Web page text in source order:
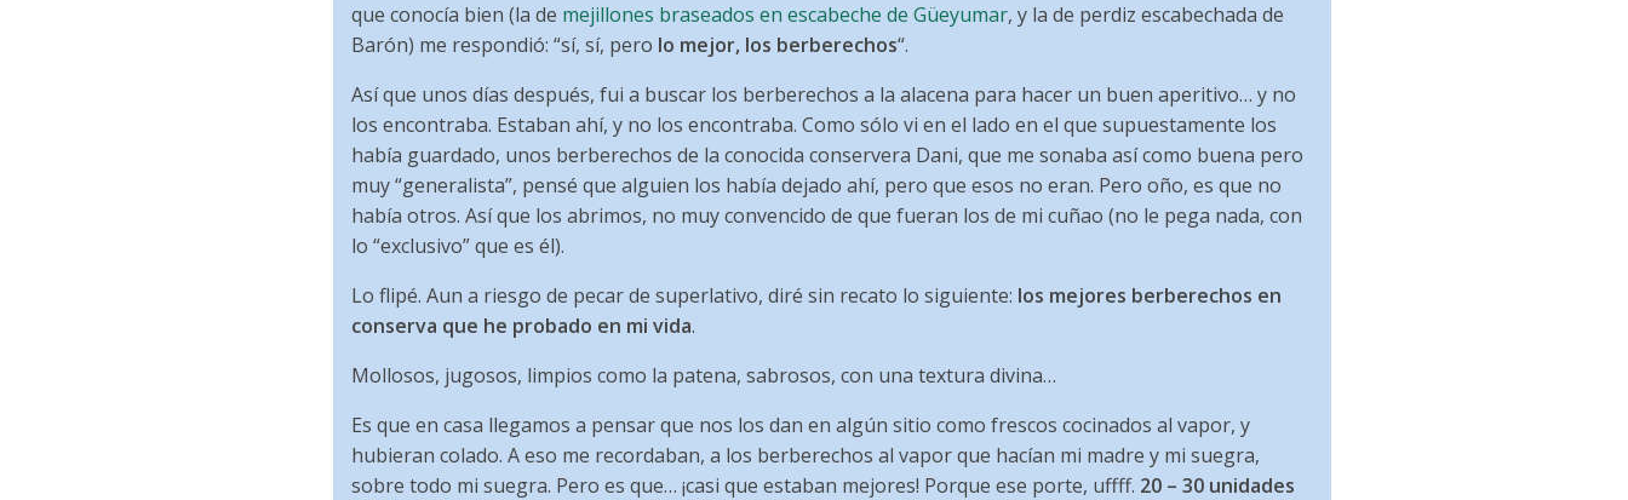
que conocía bien (la de mejillones braseados en escabeche de Güeyumar, y la de perdiz escabechada de
Barón) me respondió: “sí, sí, pero lo mejor, los berberechos“.
Así que unos días después, fui a buscar los berberechos a la alacena para hacer un buen aperitivo… y no
los encontraba. Estaban ahí, y no los encontraba. Como sólo vi en el lado en el que supuestamente los
había guardado, unos berberechos de la conocida conservera Dani, que me sonaba así como buena pero
muy “generalista”, pensé que alguien los había dejado ahí, pero que esos no eran. Pero oño, es que no
había otros. Así que los abrimos, no muy convencido de que fueran los de mi cuñao (no le pega nada, con
lo “exclusivo” que es él).
Lo flipé. Aun a riesgo de pecar de superlativo, diré sin recato lo siguiente: los mejores berberechos en
conserva que he probado en mi vida.
Mollosos, jugosos, limpios como la patena, sabrosos, con una textura divina…
Es que en casa llegamos a pensar que nos los dan en algún sitio como frescos cocinados al vapor, y
hubieran colado. A eso me recordaban, a los berberechos al vapor que hacían mi madre y mi suegra,
sobre todo mi suegra. Pero es que… ¡casi que estaban mejores! Porque ese porte, uffff. 20 – 30 unidades